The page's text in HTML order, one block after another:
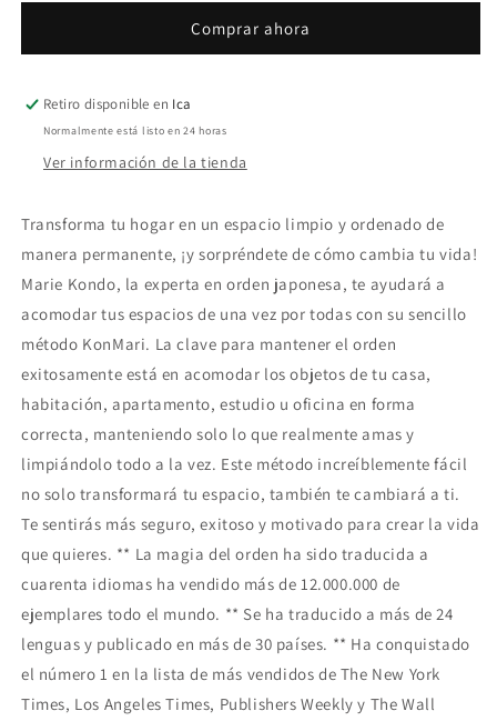
ordenComprar ahora
Retiro disponible en Ica
Normalmente está listo en 24 horas
Ver información de la tienda
Transforma tu hogar en un espacio limpio y ordenado de
manera permanente, ¡y sorpréndete de cómo cambia tu vida!
Marie Kondo, la experta en orden japonesa, te ayudará a
acomodar tus espacios de una vez por todas con su sencillo
método KonMari. La clave para mantener el orden
exitosamente está en acomodar los objetos de tu casa,
habitación, apartamento, estudio u oficina en forma
correcta, manteniendo solo lo que realmente amas y
limpiándolo todo a la vez. Este método increíblemente fácil
no solo transformará tu espacio, también te cambiará a ti.
Te sentirás más seguro, exitoso y motivado para crear la vida
que quieres. ** La magia del orden ha sido traducida a
cuarenta idiomas ha vendido más de 12.000.000 de
ejemplares todo el mundo. ** Se ha traducido a más de 24
lenguas y publicado en más de 30 países. ** Ha conquistado
el número 1 en la lista de más vendidos de The New York
Times, Los Angeles Times, Publishers Weekly y The Wall